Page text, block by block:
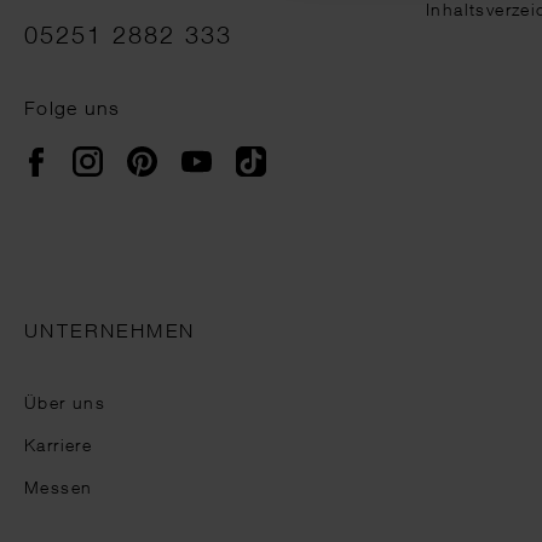
05251 2882 333
Folge uns
FacebookInstagramPinterestYouTubeTikTok
UNTERNEHMEN
Über uns
Karriere
Messen